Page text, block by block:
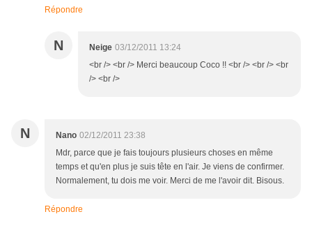
Répondre
N Neige 03/12/2011 13:24
<br /> <br /> Merci beaucoup Coco !! <br /> <br /> <br
/> <br />
N Nano 02/12/2011 23:38
Mdr, parce que je fais toujours plusieurs choses en même
temps et qu'en plus je suis tête en l'air. Je viens de confirmer.
Normalement, tu dois me voir. Merci de me l'avoir dit. Bisous.
Répondre